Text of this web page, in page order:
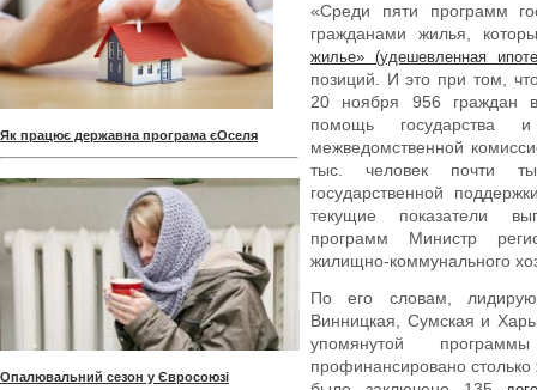
Як працює державна програма єОселя
Опалювальний сезон у Євросоюзі
«Среди пяти программ
гражданами жилья,
жилье» (удешевленная
позиций. И это при том,
20 ноября 956 граждан
помощь государства
межведомственной
тыс. человек почти
государственной
текущие показатели
программ Министр
жилищно-коммунального
По его словам,
Винницкая, Сумская и
упомянутой
профинансировано